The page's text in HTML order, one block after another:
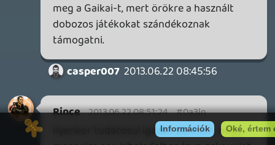
kontrollert.
liquid 2013.06.21 19:04:00
Fazon 2013.06.21 19:19:47 #0a3le
Mea Culpa 🙂
liquid 2013.06.21 19:04:00
liquid #0a3ld